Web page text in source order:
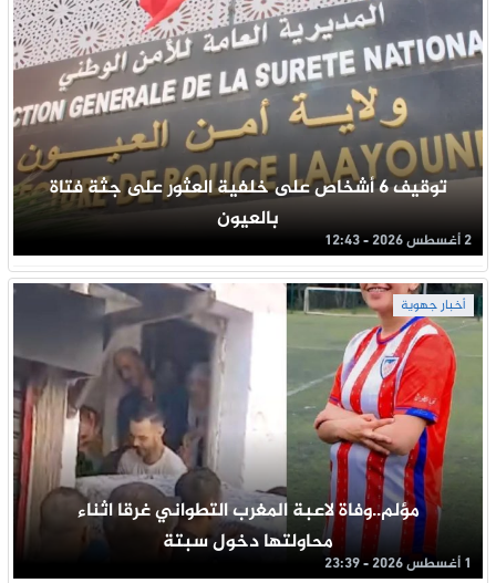
توقيف 6 أشخاص على خلفية العثور على جثة فتاة
بالعيون
2 أغسطس 2026 - 12:43
أخبار جهوية
مؤلم..وفاة لاعبة المغرب التطواني غرقا اثناء
محاولتها دخول سبتة
1 أغسطس 2026 - 23:39